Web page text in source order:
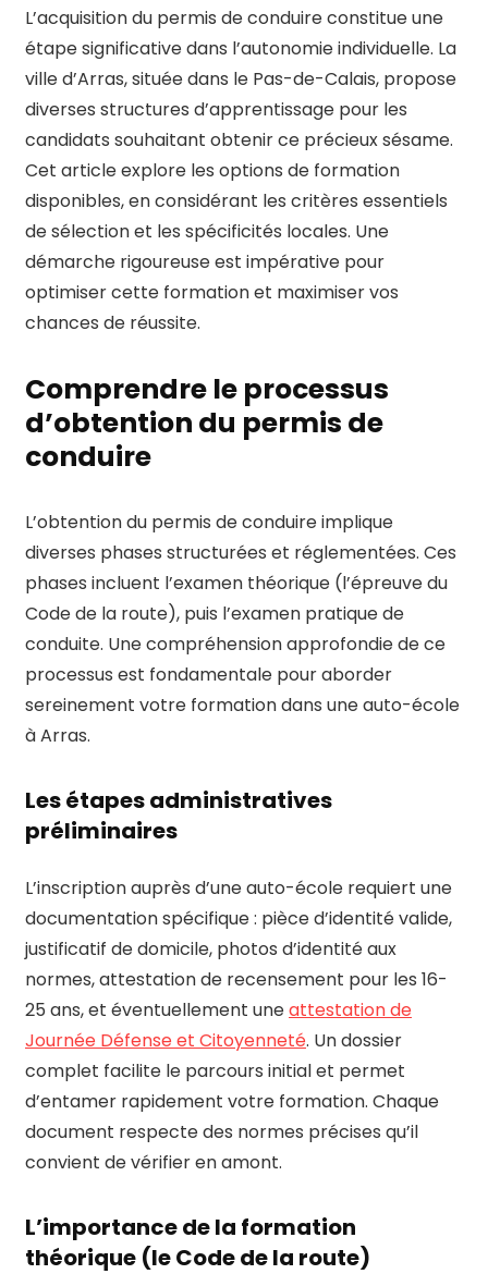
L’acquisition du permis de conduire constitue une
étape significative dans l’autonomie individuelle. La
ville d’Arras, située dans le Pas-de-Calais, propose
diverses structures d’apprentissage pour les
candidats souhaitant obtenir ce précieux sésame.
Cet article explore les options de formation
disponibles, en considérant les critères essentiels
de sélection et les spécificités locales. Une
démarche rigoureuse est impérative pour
optimiser cette formation et maximiser vos
chances de réussite.
Comprendre le processus
d’obtention du permis de
conduire
L’obtention du permis de conduire implique
diverses phases structurées et réglementées. Ces
phases incluent l’examen théorique (l’épreuve du
Code de la route), puis l’examen pratique de
conduite. Une compréhension approfondie de ce
processus est fondamentale pour aborder
sereinement votre formation dans une auto-école
à Arras.
Les étapes administratives
préliminaires
L’inscription auprès d’une auto-école requiert une
documentation spécifique : pièce d’identité valide,
justificatif de domicile, photos d’identité aux
normes, attestation de recensement pour les 16-
25 ans, et éventuellement uneattestation de
Journée Défense et Citoyenneté. Un dossier
complet facilite le parcours initial et permet
d’entamer rapidement votre formation. Chaque
document respecte des normes précises qu’il
convient de vérifier en amont.
L’importance de la formation
théorique (le Code de la route)